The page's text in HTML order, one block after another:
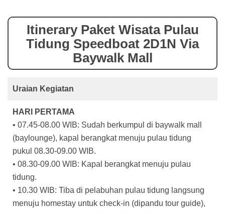
Itinerary Paket Wisata Pulau
Tidung Speedboat 2D1N Via
Baywalk Mall
Uraian Kegiatan
HARI PERTAMA
• 07.45-08.00 WIB: Sudah berkumpul di baywalk mall
(baylounge), kapal berangkat menuju pulau tidung
pukul 08.30-09.00 WIB.
• 08.30-09.00 WIB: Kapal berangkat menuju pulau
tidung.
• 10.30 WIB: Tiba di pelabuhan pulau tidung langsung
menuju homestay untuk check-in (dipandu tour guide),